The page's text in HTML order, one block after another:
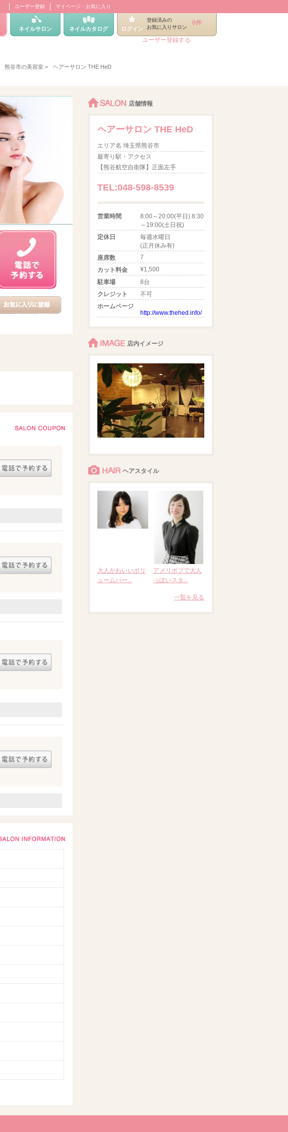
ユーザー登録 マイページ・お気に入り
ネイルサロン ネイルカタログ ログイン
登録済みの
お気に入りサロン
0件
ユーザー登録する
熊谷市の美容室 > ヘアーサロン THE HeD
SALON 店舗情報
ヘアーサロン THE HeD
エリア名 埼玉県熊谷市
最寄り駅・アクセス
【熊谷航空自衛隊】正面左手
TEL:048-598-8539
営業時間
8:00～20:00(平日) 8:30
～19:00(土日祝)
定休日
毎週水曜日
(正月休み有)
座席数
7
カット料金
¥1,500
駐車場
8台
クレジット
不可
ホームページ
http://www.thehed.info/
IMAGE 店内イメージ
HAIR ヘアスタイル
大人かわいいボリ
ュームパー...
アメリボブで大人
っぽいスタ...
一覧を見る